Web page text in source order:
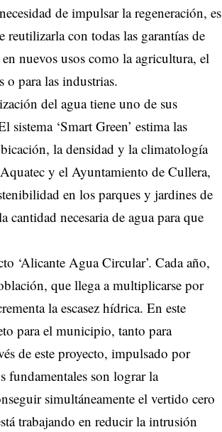
de impulsar la regeneración, es
con todas las garantías de
nuevos usos como la agricultura, el
o para las industrias.
del agua tiene uno de sus
‘Smart Green’ estima las
la densidad y la climatología
y el Ayuntamiento de Cullera,
en los parques y jardines de
necesaria de agua para que
‘Alicante Agua Circular’. Cada año,
que llega a multiplicarse por
la escasez hídrica. En este
para el municipio, tanto para
de este proyecto, impulsado por
son lograr la
simultáneamente el vertido cero
trabajando en reducir la intrusión